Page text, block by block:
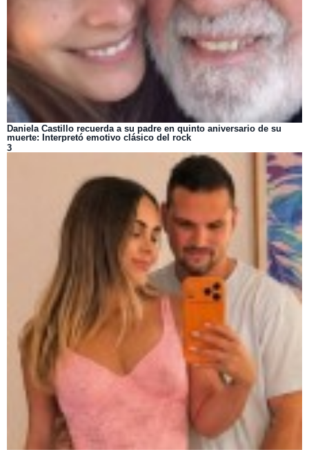
Daniela Castillo recuerda a su padre en quinto aniversario de su
muerte: Interpretó emotivo clásico del rock
3